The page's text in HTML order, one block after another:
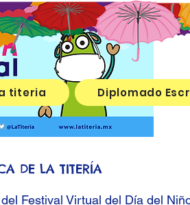
titeria Diplomado
DE LA TITERÍA
Festival Virtual del Día del